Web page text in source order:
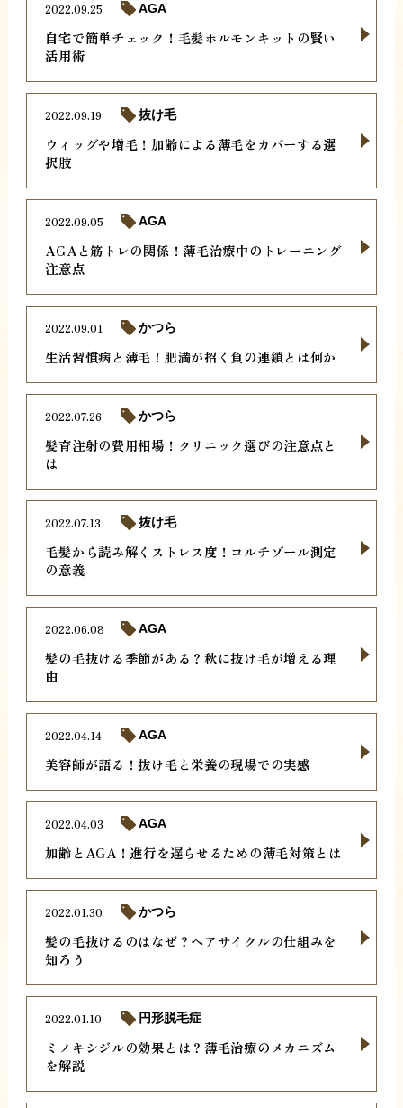
自宅で簡単チェック！毛髪ホルモンキットの賢い
活用術
2022.09.25 AGA
ウィッグや増毛！加齢による薄毛をカバーする選
択肢
2022.09.19 抜け毛
AGAと筋トレの関係！薄毛治療中のトレーニング
注意点
2022.09.05 AGA
生活習慣病と薄毛！肥満が招く負の連鎖とは何か
2022.09.01 かつら
髪育注射の費用相場！クリニック選びの注意点と
は
2022.07.26 かつら
毛髪から読み解くストレス度！コルチゾール測定
の意義
2022.07.13 抜け毛
髪の毛抜ける季節がある？秋に抜け毛が増える理
由
2022.06.08 AGA
美容師が語る！抜け毛と栄養の現場での実感
2022.04.14 AGA
加齢とAGA！進行を遅らせるための薄毛対策とは
2022.04.03 AGA
髪の毛抜けるのはなぜ？ヘアサイクルの仕組みを
知ろう
2022.01.30 かつら
ミノキシジルの効果とは？薄毛治療のメカニズム
を解説
2022.01.10 円形脱毛症